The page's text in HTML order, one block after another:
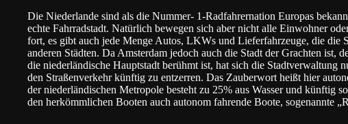
Die Niederlande sind als die Nummer- 1-Radfahrernation Europas
echte Fahrradstadt. Natürlich bewegen sich aber nicht alle Einwohner
fort, es gibt auch jede Menge Autos, LKWs und Lieferfahrzeuge, die die
anderen Städten. Da Amsterdam jedoch auch die Stadt der Grachten ist,
die niederländische Hauptstadt berühmt ist, hat sich die Stadtverwaltung
den Straßenverkehr künftig zu entzerren. Das Zauberwort heißt hier
der niederländischen Metropole besteht zu 25% aus Wasser und künftig
den herkömmlichen Booten auch autonom fahrende Boote, sogenannte